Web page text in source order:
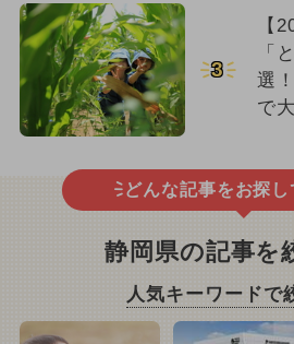
3
【
「
選
で
どんな記事をお探し
静岡県の記事を
人気キーワードで